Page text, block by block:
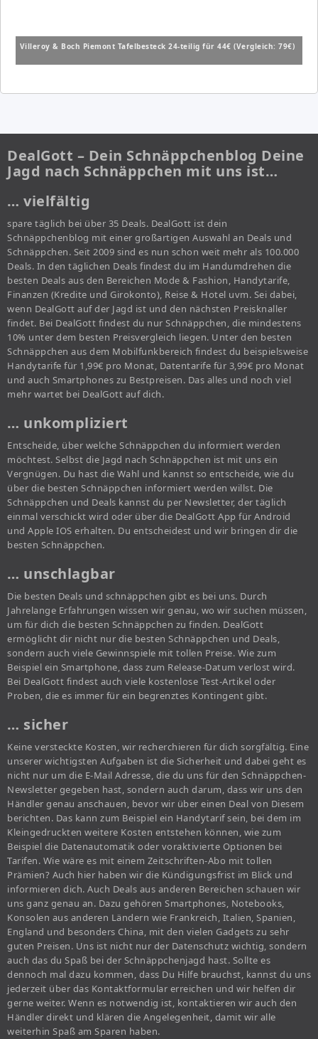
Villeroy & Boch Piemont Tafelbesteck 24-teilig für 44€ (Vergleich: 79€)
DealGott – Dein Schnäppchenblog Deine
Jagd nach Schnäppchen mit uns ist…
… vielfältig
spare täglich bei über 35 Deals. DealGott ist dein
Schnäppchenblog mit einer großartigen Auswahl an Deals und
Schnäppchen. Seit 2009 sind es nun schon weit mehr als 100.000
Deals. In den täglichen Deals findest du im Handumdrehen die
besten Deals aus den Bereichen Mode & Fashion, Handytarife,
Finanzen (Kredite und Girokonto), Reise & Hotel uvm. Sei dabei,
wenn DealGott auf der Jagd ist und den nächsten Preisknaller
findet. Bei DealGott findest du nur Schnäppchen, die mindestens
10% unter dem besten Preisvergleich liegen. Unter den besten
Schnäppchen aus dem Mobilfunkbereich findest du beispielsweise
Handytarife für 1,99€ pro Monat, Datentarife für 3,99€ pro Monat
und auch Smartphones zu Bestpreisen. Das alles und noch viel
mehr wartet bei DealGott auf dich.
… unkompliziert
Entscheide, über welche Schnäppchen du informiert werden
möchtest. Selbst die Jagd nach Schnäppchen ist mit uns ein
Vergnügen. Du hast die Wahl und kannst so entscheide, wie du
über die besten Schnäppchen informiert werden willst. Die
Schnäppchen und Deals kannst du per Newsletter, der täglich
einmal verschickt wird oder über die DealGott App für Android
und Apple IOS erhalten. Du entscheidest und wir bringen dir die
besten Schnäppchen.
… unschlagbar
Die besten Deals und schnäppchen gibt es bei uns. Durch
Jahrelange Erfahrungen wissen wir genau, wo wir suchen müssen,
um für dich die besten Schnäppchen zu finden. DealGott
ermöglicht dir nicht nur die besten Schnäppchen und Deals,
sondern auch viele Gewinnspiele mit tollen Preise. Wie zum
Beispiel ein Smartphone, dass zum Release-Datum verlost wird.
Bei DealGott findest auch viele kostenlose Test-Artikel oder
Proben, die es immer für ein begrenztes Kontingent gibt.
… sicher
Keine versteckte Kosten, wir recherchieren für dich sorgfältig. Eine
unserer wichtigsten Aufgaben ist die Sicherheit und dabei geht es
nicht nur um die E-Mail Adresse, die du uns für den Schnäppchen-
Newsletter gegeben hast, sondern auch darum, dass wir uns den
Händler genau anschauen, bevor wir über einen Deal von Diesem
berichten. Das kann zum Beispiel ein Handytarif sein, bei dem im
Kleingedruckten weitere Kosten entstehen können, wie zum
Beispiel die Datenautomatik oder voraktivierte Optionen bei
Tarifen. Wie wäre es mit einem Zeitschriften-Abo mit tollen
Prämien? Auch hier haben wir die Kündigungsfrist im Blick und
informieren dich. Auch Deals aus anderen Bereichen schauen wir
uns ganz genau an. Dazu gehören Smartphones, Notebooks,
Konsolen aus anderen Ländern wie Frankreich, Italien, Spanien,
England und besonders China, mit den vielen Gadgets zu sehr
guten Preisen. Uns ist nicht nur der Datenschutz wichtig, sondern
auch das du Spaß bei der Schnäppchenjagd hast. Sollte es
dennoch mal dazu kommen, dass Du Hilfe brauchst, kannst du uns
jederzeit über das Kontaktformular erreichen und wir helfen dir
gerne weiter. Wenn es notwendig ist, kontaktieren wir auch den
Händler direkt und klären die Angelegenheit, damit wir alle
weiterhin Spaß am Sparen haben.